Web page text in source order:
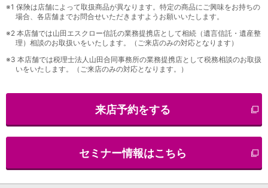
インターネットバンキング
アプリ
イオン銀行アプリTOP
通帳アプリ
イオン銀行PayB
イオングループアプリ
支払・入金TOP
AEON Pay
自動入金サービス
※1 保険は店舗によって取扱商品が異なります。特定の商品にご興味をお持ちの
場合、各店舗までお問合せいただきますようお願いいたします。
※2 本店舗では山田エスクロー信託の業務提携店として相続（遺言信託・遺産整
理）相談のお取扱いをいたします。（ご来店のみの対応となります）
※3 本店舗では税理士法人山田合同事務所の業務提携店として税務相談のお取扱
いをいたします。（ご来店のみの対応となります。）
来店予約をする
セミナー情報はこちら